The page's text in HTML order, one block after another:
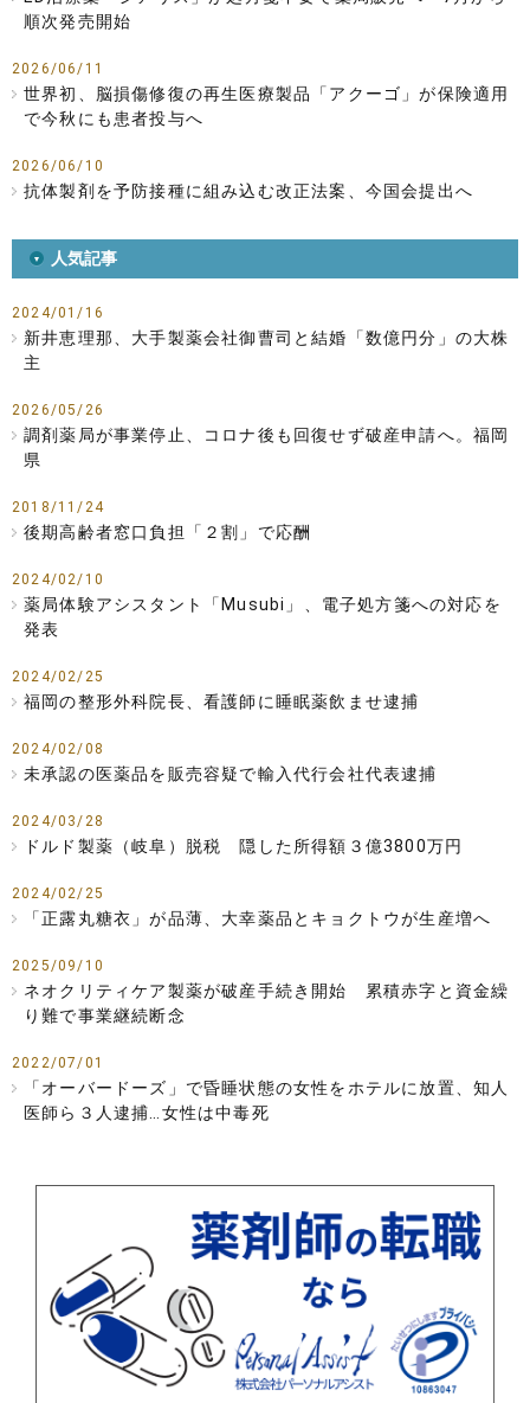
順次発売開始
2026/06/11
世界初、脳損傷修復の再生医療製品「アクーゴ」が保険適用
で今秋にも患者投与へ
2026/06/10
抗体製剤を予防接種に組み込む改正法案、今国会提出へ
人気記事
2024/01/16
新井恵理那、大手製薬会社御曹司と結婚「数億円分」の大株
主
2026/05/26
調剤薬局が事業停止、コロナ後も回復せず破産申請へ。福岡
県
2018/11/24
後期高齢者窓口負担「２割」で応酬
2024/02/10
薬局体験アシスタント「Musubi」、電子処方箋への対応を
発表
2024/02/25
福岡の整形外科院長、看護師に睡眠薬飲ませ逮捕
2024/02/08
未承認の医薬品を販売容疑で輸入代行会社代表逮捕
2024/03/28
ドルド製薬（岐阜）脱税 隠した所得額３億3800万円
2024/02/25
「正露丸糖衣」が品薄、大幸薬品とキョクトウが生産増へ
2025/09/10
ネオクリティケア製薬が破産手続き開始 累積赤字と資金繰
り難で事業継続断念
2022/07/01
「オーバードーズ」で昏睡状態の女性をホテルに放置、知人
医師ら３人逮捕…女性は中毒死